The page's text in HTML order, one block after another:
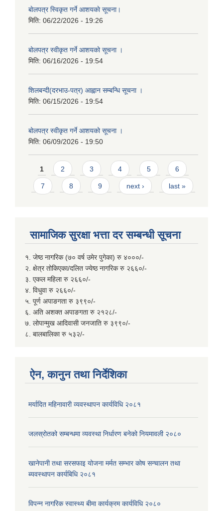
बाेलपत्र स्विकृत गर्ने आशयकाे सूचना।
मिति: 06/22/2026 - 19:26
बोलपत्र स्वीकृत गर्ने आशयको सूचना ।
मिति: 06/16/2026 - 19:54
शिलबन्दी(दरभाउ-पत्र) आह्वान सम्बन्धि सूचना ।
मिति: 06/15/2026 - 19:54
बोलपत्र स्वीकृत गर्ने आशयको सूचना ।
मिति: 06/09/2026 - 19:50
Pages
1 2 3 4 5 6
7 8 9 next › last »
सामाजिक सुरक्षा भत्ता दर सम्बन्धी सूचना
१. जेष्ठ नागरिक (७० वर्ष उमेर पुगेका) रु ४०००/-
२. क्षेत्र तोकिएका/दलित ज्येष्ठ नागरिक रु २६६०/-
३. एकल महिला रु २६६०/-
४. विधुवा रु २६६०/-
५. पूर्ण अपाङगता रु ३९९०/-
६. अति अशक्त अपाङगता रु २१२८/-
७. लोपान्मुख आदिवासी जनजाति रु ३९९०/-
८. बालबालिका रु ५३२/-
ऐन, कानुन तथा निर्देशिका
मर्यादित महिनावारी व्यवस्थापन कार्यविधि २०८१
जलस्रोतको सम्बन्धमा व्यवस्था निर्धारण बनेको नियमावली २०८०
खानेपानी तथा सरसफाइ योजना मर्मत सम्भार कोष सन्चालन तथा
ब्यवस्थापन कार्यबिधि २०८१
विपन्न नागरिक स्वास्थ्य बीमा कार्यक्रम कार्यविधि २०८०